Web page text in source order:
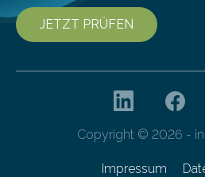
JETZT PRÜFEN
Copyright © 2026 -
Impressum